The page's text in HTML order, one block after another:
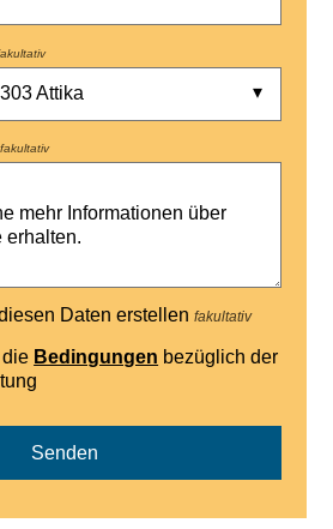
Attika
fakultativ
Daten erstellenfakultativ
die Bedingungen bezüglich der
Senden